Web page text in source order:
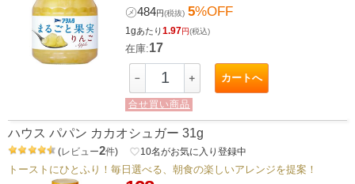
㋱484円(税抜) 5%OFF
1gあたり1.97円(税込)
在庫:17
－ ＋ カートへ
合せ買い商品
ハウス パパン カカオシュガー 31g
(レビュー2件) favorite_border10名がお気に入り登録中
トーストにひとふり！毎日選べる、朝食の楽しいアレンジを提案！